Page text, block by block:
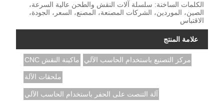
الكلمات الساخنة: سلسلة آلات النقش والطحن عالية السرعة،
الصين، الموردين، الشركات المصنعة، المصنع، السعر، الجودة،
الاقتباس
علامة المنتج
ماكينة النقش CNC مركز التصنيع باستخدام الحاسب الآلي
ملحقات الآلة
آلة التنصت على الحفر باستخدام الحاسب الآلي